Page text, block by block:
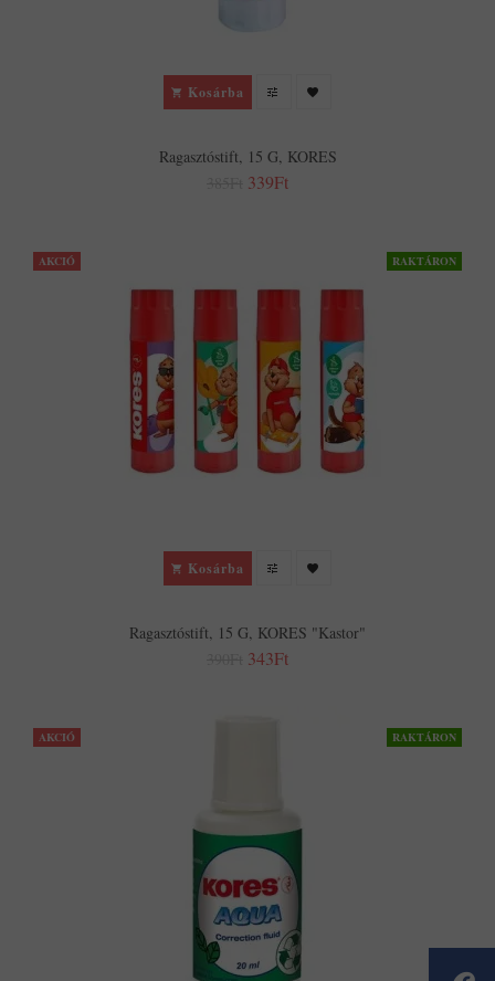
Kosárba
Ragasztóstift, 15 G, KORES
339Ft
AKCIÓ RAKTÁRON
Kosárba
Ragasztóstift, 15 G, KORES "Kastor"
343Ft
AKCIÓ RAKTÁRON